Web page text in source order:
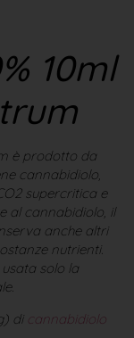
10ml
è prodotto da
cannabidiolo,
supercritica e
al cannabidiolo, il
anche altri
nutrienti.
solo la
di cannabidiolo